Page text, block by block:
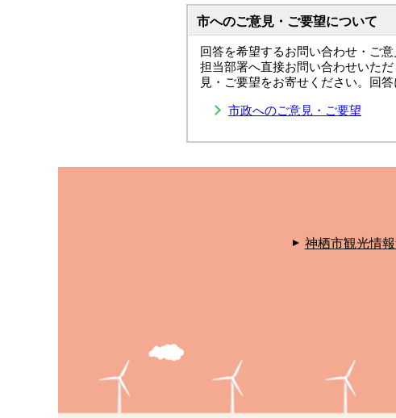
市へのご意見・ご要望について
回答を希望するお問い合わせ・ご
担当部署へ直接お問い合わせいた
見・ご要望をお寄せください。回
市政へのご意見・ご要望
神栖市観光情